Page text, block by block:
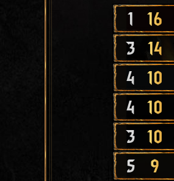
1 16
3 14
4 10
4 10
3 10
5 9